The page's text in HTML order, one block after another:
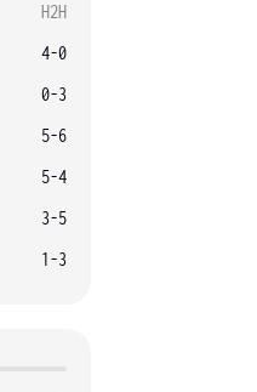
H2H
4-0
0-3
5-6
5-4
3-5
1-3